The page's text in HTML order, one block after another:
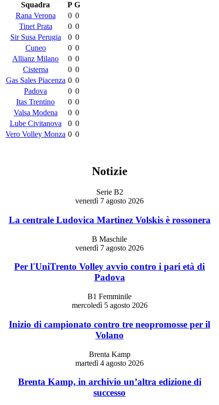
Squadra
P G
Rana Verona
0 0
Tinet Prata
0 0
Sir Susa Perugia
0 0
Cuneo
0 0
Allianz Milano
0 0
Cisterna
0 0
Gas Sales Piacenza 0 0
Padova
0 0
Itas Trentino
0 0
Valsa Modena
0 0
Lube Civitanova
0 0
Vero Volley Monza 0 0
Notizie
Serie B2
venerdì 7 agosto 2026
La centrale Ludovica Martinez Volskis è rossonera
B Maschile
venerdì 7 agosto 2026
Per l'UniTrento Volley avvio contro i pari età di
Padova
B1 Femminile
mercoledì 5 agosto 2026
Inizio di campionato contro tre neopromosse per il
Volano
Brenta Kamp
martedì 4 agosto 2026
Brenta Kamp, in archivio un’altra edizione di
successo